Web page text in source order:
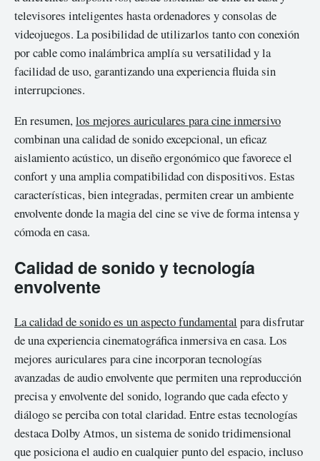
televisores inteligentes hasta ordenadores y consolas de
videojuegos. La posibilidad de utilizarlos tanto con conexión
por cable como inalámbrica amplía su versatilidad y la
facilidad de uso, garantizando una experiencia fluida sin
interrupciones.
En resumen,los mejores auriculares para cine inmersivo
combinan una calidad de sonido excepcional, un eficaz
aislamiento acústico, un diseño ergonómico que favorece el
confort y una amplia compatibilidad con dispositivos. Estas
características, bien integradas, permiten crear un ambiente
envolvente donde la magia del cine se vive de forma intensa y
cómoda en casa.
Calidad de sonido y tecnología
envolvente
La calidad de sonido es un aspecto fundamental para disfrutar
de una experiencia cinematográfica inmersiva en casa. Los
mejores auriculares para cine incorporan tecnologías
avanzadas de audio envolvente que permiten una reproducción
precisa y envolvente del sonido, logrando que cada efecto y
diálogo se perciba con total claridad. Entre estas tecnologías
destaca Dolby Atmos, un sistema de sonido tridimensional
que posiciona el audio en cualquier punto del espacio, incluso